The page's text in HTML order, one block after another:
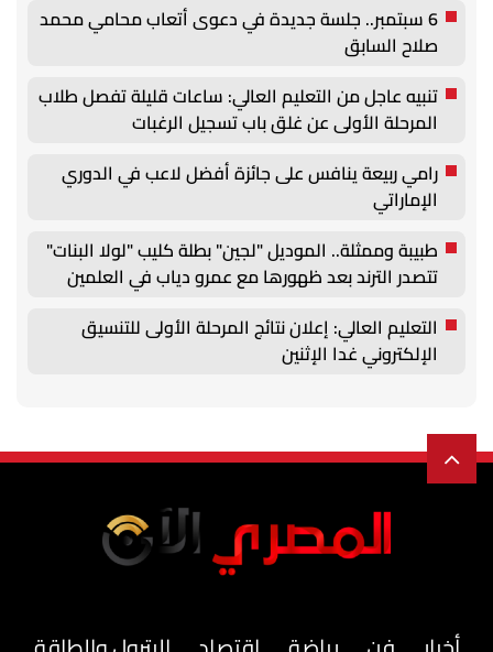
6 سبتمبر.. جلسة جديدة في دعوى أتعاب محامي محمد
صلاح السابق
تنبيه عاجل من التعليم العالي: ساعات قليلة تفصل طلاب
المرحلة الأولى عن غلق باب تسجيل الرغبات
رامي ربيعة ينافس على جائزة أفضل لاعب في الدوري
الإماراتي
طبيبة وممثلة.. الموديل "لجين" بطلة كليب "لولا البنات"
تتصدر الترند بعد ظهورها مع عمرو دياب في العلمين
التعليم العالي: إعلان نتائج المرحلة الأولى للتنسيق
الإلكتروني غدا الإثنين